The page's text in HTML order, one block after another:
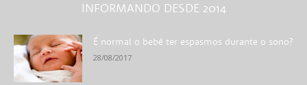
INFORMANDO DESDE 2014
É normal o bebê ter espasmos durante o sono?
28/08/2017